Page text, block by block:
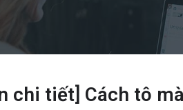
chi tiết] Cách tô